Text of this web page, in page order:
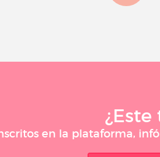
en la plataforma,